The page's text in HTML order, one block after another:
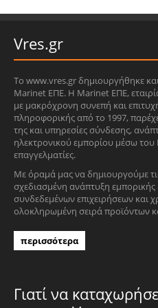
Vres.gr
Το www.vres.gr δημιουργήθηκε
Marinet ΕΠΕ. Η Marinet ΕΠΕ,
με μακρόχρονη συνεπή και
πληροφορικής από το 1997,
της και υπηρεσίες σύνδεσης,
ηλεκτρονικού εμπορίου μέσω του
επαγγελματίες.
Με όραμά μας να δημιουργούμε
σχεδιασμένη ανάπτυξη
συνδεδεμένων επιχειρήσεων και
ολοκληρωμένη σειρά προϊόντων
περισσότερα
Γιατί να